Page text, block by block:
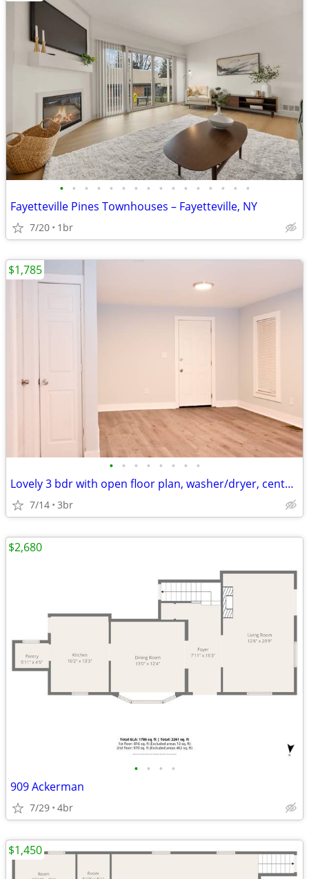
• • • • • • • • • • • • • • • •
Fayetteville Pines Townhouses – Fayetteville, NY
7/20 1br
• • • • • • • •
Lovely 3 bdr with open floor plan, washer/dryer, cental heat and air,
7/14 3br
$1,785
• • • •
909 Ackerman
7/29 4br
$2,680
$1,450